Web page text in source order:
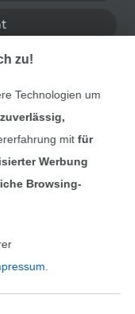
zu!
Technologien um
zuverlässig,
mitfür
Werbung
Browsing-